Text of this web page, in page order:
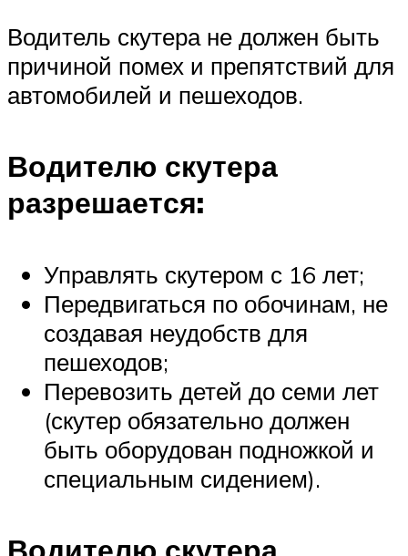
Водитель скутера не должен быть
причиной помех и препятствий для
автомобилей и пешеходов.
Водителю скутера
разрешается:
Управлять скутером с 16 лет;
Передвигаться по обочинам, не
создавая неудобств для
пешеходов;
Перевозить детей до семи лет
(скутер обязательно должен
быть оборудован подножкой и
специальным сидением).